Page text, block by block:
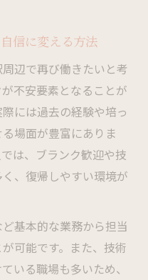
理美容師の働き方
れる柔軟なシフトと
理美容師の収入安定
ートを選ぶ理由
見つける働き方
美容師求人の探し方
パート理美容師生活
信に変える方法
辺で再び働きたいと考
不安要素となることが
には過去の経験や培っ
場面が豊富にありま
は、ブランク歓迎や技
、復帰しやすい環境が
基本的な業務から担当
可能です。また、技術
いる職場も多いため、